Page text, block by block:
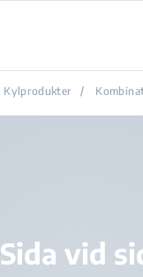
Kylprodukter /
Sida vid